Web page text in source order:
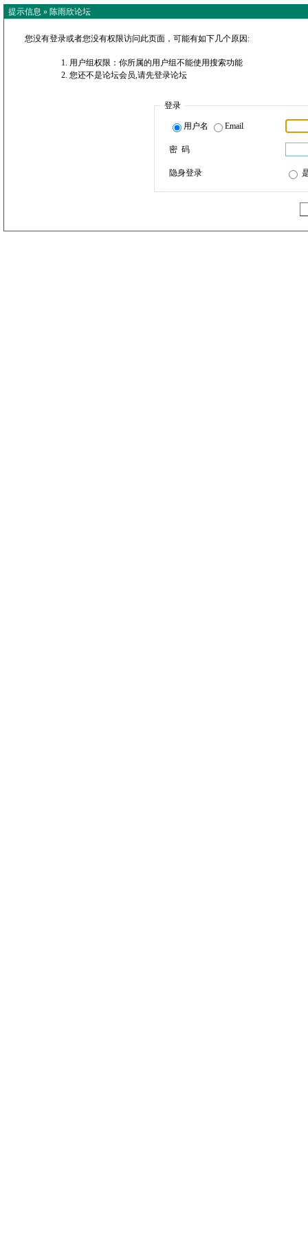
提示信息 » 陈雨欣论坛
您没有登录或者您没有权限访问此页面，可能有如下几个原因:
用户组权限：你所属的用户组不能使用搜索功能
您还不是论坛会员,请先登录论坛
登录
用户名 Email
密 码
隐身登录